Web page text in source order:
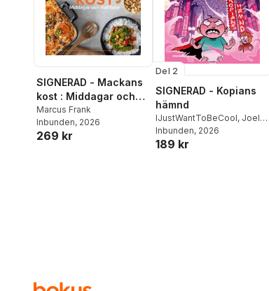
SIGNERAD - Mackans
kost : Middagar och
matlådor
Marcus Frank
Inbunden, 2026
269 kr
Del 2
SIGNERAD - Kopians
hämnd
IJustWantToBeCool, Joel
Adolphson,Emil Ejdemo
Beer ,Victor Beer
Inbunden, 2026
189 kr